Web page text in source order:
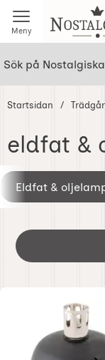
Meny
Startsidan
eldfat &
Hoppa
produkter
Eldfat &
Hoppa
över
filtersektionen
Filtrera &
produktlista